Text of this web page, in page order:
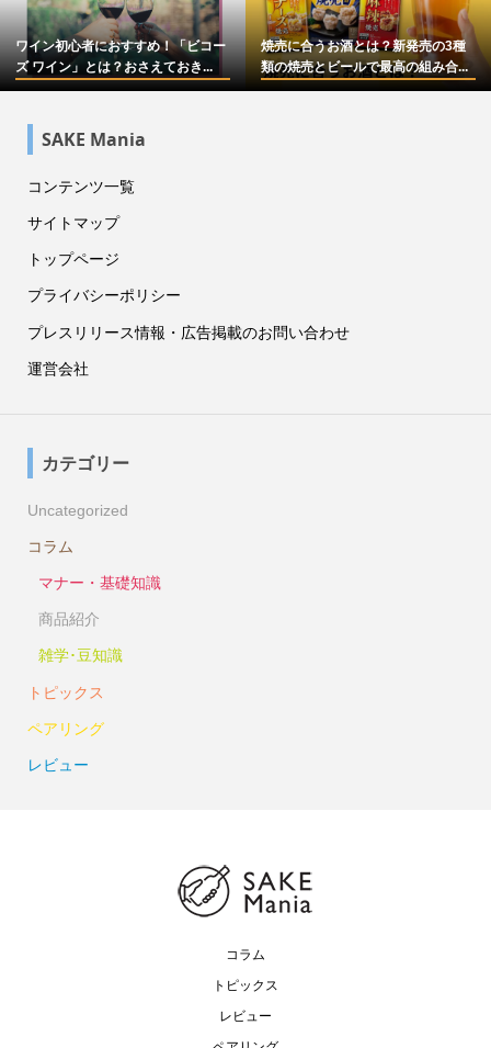
ワイン初心者におすすめ！「ビコー
ズ ワイン」とは？おさえておき...
焼売に合うお酒とは？新発売の3種
類の焼売とビールで最高の組み合...
SAKE Mania
コンテンツ一覧
サイトマップ
トップページ
プライバシーポリシー
プレスリリース情報・広告掲載のお問い合わせ
運営会社
カテゴリー
Uncategorized
コラム
マナー・基礎知識
商品紹介
雑学･豆知識
トピックス
ペアリング
レビュー
コラム
トピックス
レビュー